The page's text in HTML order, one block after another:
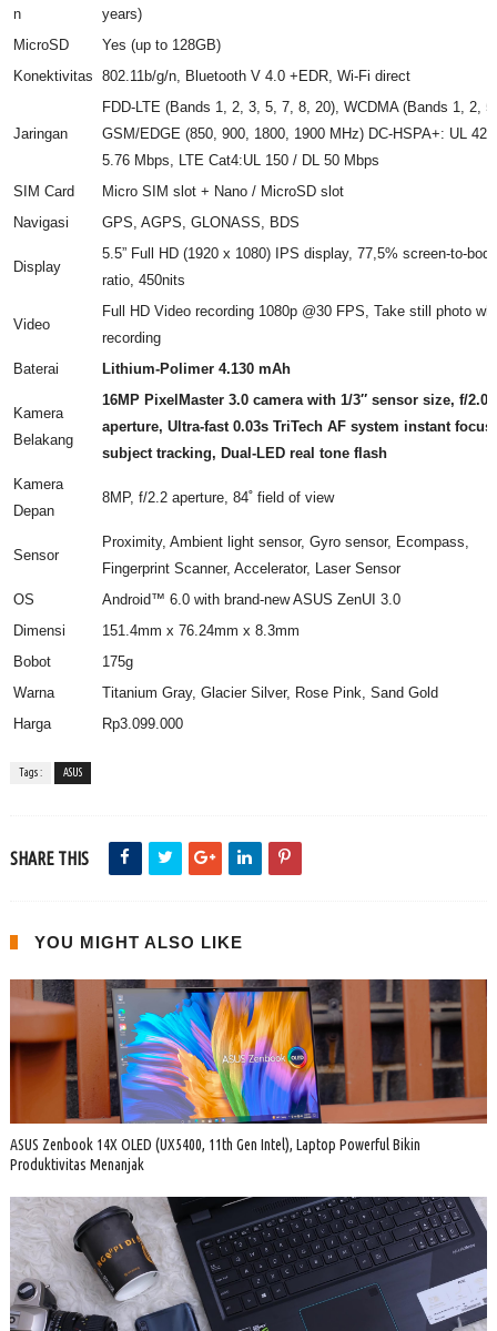
n
years)
MicroSD
Yes (up to 128GB)
Konektivitas 802.11b/g/n, Bluetooth V 4.0 +EDR, Wi-Fi direct
Jaringan
FDD-LTE (Bands 1, 2, 3, 5, 7, 8, 20), WCDMA (Bands 1, 2,
GSM/EDGE (850, 900, 1800, 1900 MHz) DC-HSPA+: UL 42
5.76 Mbps, LTE Cat4:UL 150 / DL 50 Mbps
SIM Card
Micro SIM slot + Nano / MicroSD slot
Navigasi
GPS, AGPS, GLONASS, BDS
Display
5.5” Full HD (1920 x 1080) IPS display, 77,5% screen-to-body
ratio, 450nits
Video
Full HD Video recording 1080p @30 FPS, Take still photo
recording
Baterai
Lithium-Polimer 4.130 mAh
Kamera
Belakang
16MP PixelMaster 3.0 camera with 1/3″ sensor size, f/2.0
aperture, Ultra-fast 0.03s TriTech AF system instant focus
subject tracking, Dual-LED real tone flash
Kamera
Depan
8MP, f/2.2 aperture, 84˚ field of view
Sensor
Proximity, Ambient light sensor, Gyro sensor, Ecompass,
Fingerprint Scanner, Accelerator, Laser Sensor
OS
Android™ 6.0 with brand-new ASUS ZenUI 3.0
Dimensi
151.4mm x 76.24mm x 8.3mm
Bobot
175g
Warna
Titanium Gray, Glacier Silver, Rose Pink, Sand Gold
Harga
Rp3.099.000
Tags : ASUS
SHARE THIS
YOU MIGHT ALSO LIKE
ASUS Zenbook 14X OLED (UX5400, 11th Gen Intel), Laptop Powerful Bikin
Produktivitas Menanjak